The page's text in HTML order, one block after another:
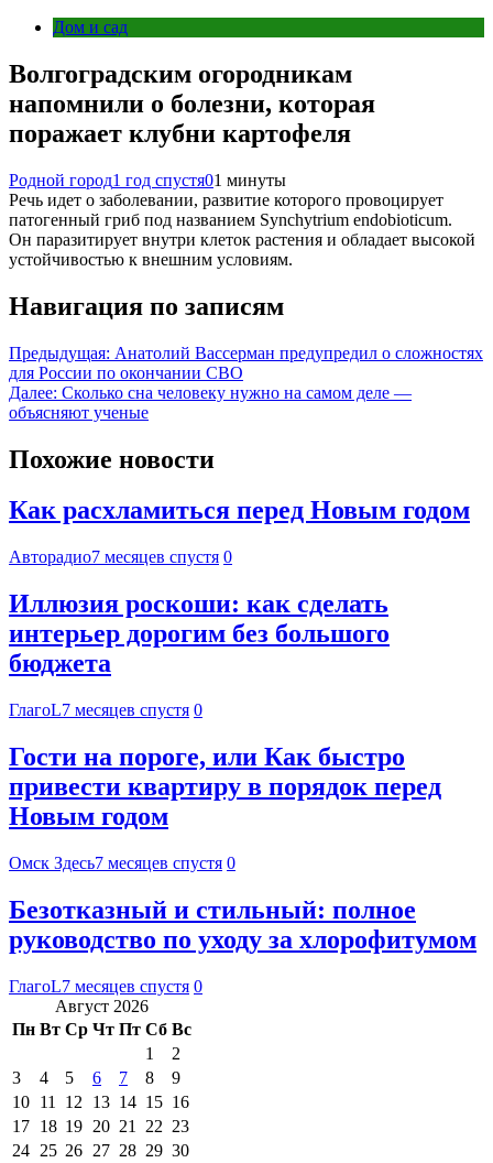
Дом и сад
Волгоградским огородникам
напомнили о болезни, которая
поражает клубни картофеля
Родной город1 год спустя01 минуты
Речь идет о заболевании, развитие которого провоцирует
патогенный гриб под названием Synchytrium endobioticum.
Он паразитирует внутри клеток растения и обладает высокой
устойчивостью к внешним условиям.
Навигация по записям
Предыдущая: Анатолий Вассерман предупредил о сложностях
для России по окончании СВО
Далее: Сколько сна человеку нужно на самом деле —
объясняют ученые
Похожие новости
Как расхламиться перед Новым годом
Авторадио7 месяцев спустя 0
Иллюзия роскоши: как сделать
интерьер дорогим без большого
бюджета
ГлагоL7 месяцев спустя 0
Гости на пороге, или Как быстро
привести квартиру в порядок перед
Новым годом
Омск Здесь7 месяцев спустя 0
Безотказный и стильный: полное
руководство по уходу за хлорофитумом
ГлагоL7 месяцев спустя 0
Август 2026
Пн Вт Ср Чт Пт Сб Вс
1
2
3
4 5 6 7 8
9
10 11 12 13 14 15 16
17 18 19 20 21 22 23
24 25 26 27 28 29 30